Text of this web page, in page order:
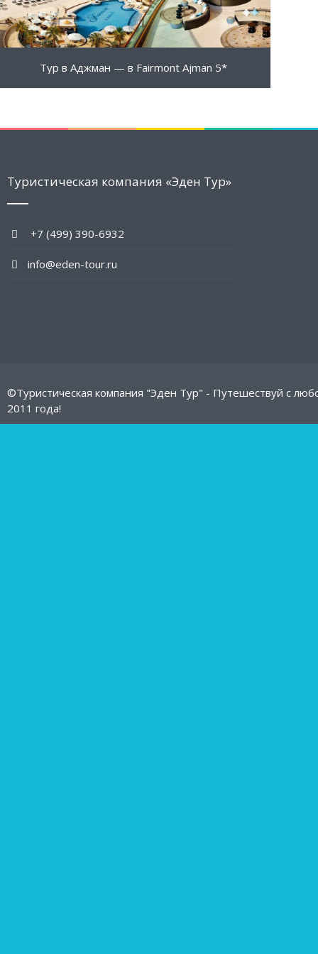
Тур в Аджман — в Fairmont Ajman 5*
Туристическая компания «Эден Тур»
+7 (499) 390-6932
info@eden-tour.ru
©Туристическая компания "Эден Тур" - Путешествуй с
2011 года!